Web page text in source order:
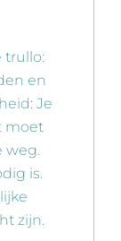
trullo:
en
Je
moet
weg.
is.
zijn.